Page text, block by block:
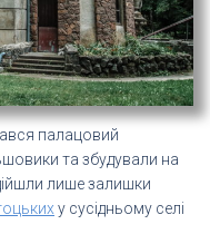
палацовий
та збудували на
лише залишки
у сусідньому селі